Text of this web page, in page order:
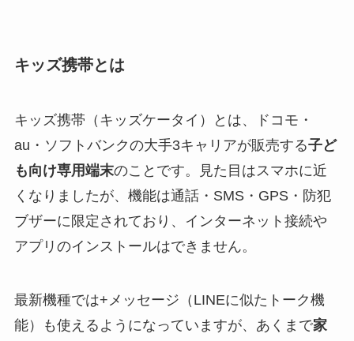
キッズ携帯とは
キッズ携帯（キッズケータイ）とは、ドコモ・
au・ソフトバンクの大手3キャリアが販売する子ど
も向け専用端末のことです。見た目はスマホに近
くなりましたが、機能は通話・SMS・GPS・防犯
ブザーに限定されており、インターネット接続や
アプリのインストールはできません。
最新機種では+メッセージ（LINEに似たトーク機
能）も使えるようになっていますが、あくまで家